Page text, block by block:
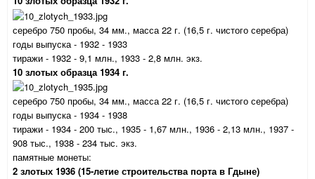
серебро 750 пробы, 34 мм., масса 22 г. (16,5 г. чистого серебра)
годы выпуска - 1932 - 1933
тиражи - 1932 - 9,1 млн., 1933 - 2,8 млн. экз.
10 злотых образца 1934 г.
серебро 750 пробы, 34 мм., масса 22 г. (16,5 г. чистого серебра)
годы выпуска - 1934 - 1938
тиражи - 1934 - 200 тыс., 1935 - 1,67 млн., 1936 - 2,13 млн., 1937 -
908 тыс., 1938 - 234 тыс. экз.
памятные монеты:
2 злотых 1936 (15-летие строительства порта в Гдыне)